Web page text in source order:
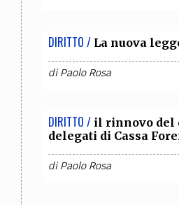
DIRITTO / La nuova
diPaolo Rosa
DIRITTO / il rinnovo del
delegati di Cassa
diPaolo Rosa